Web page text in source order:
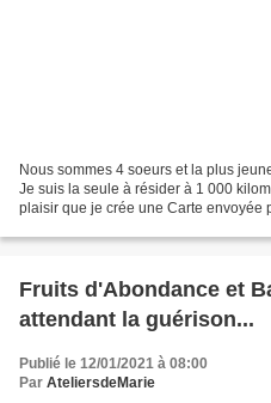
Nous sommes 4 soeurs et la plus
Je suis la seule à résider à 1 000
plaisir que je crée une Carte envoyée
Fruits d'Abondance et
attendant la guérison...
Publié le 12/01/2021 à 08:00
Par AteliersdeMarie